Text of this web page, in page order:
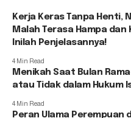
Kerja Keras Tanpa Henti,
Malah Terasa Hampa dan
Inilah Penjelasannya!
4 Min Read
Menikah Saat Bulan
atau Tidak dalam Hukum
4 Min Read
Peran Ulama Perempuan